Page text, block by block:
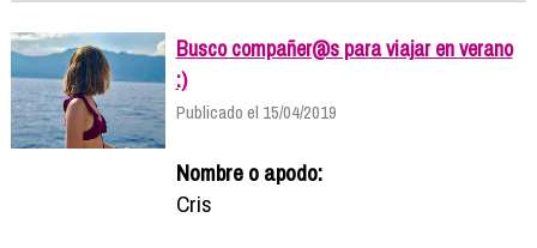
Busco compañer@s para viajar en verano
:)
Publicado el 15/04/2019
Nombre o apodo:
Cris